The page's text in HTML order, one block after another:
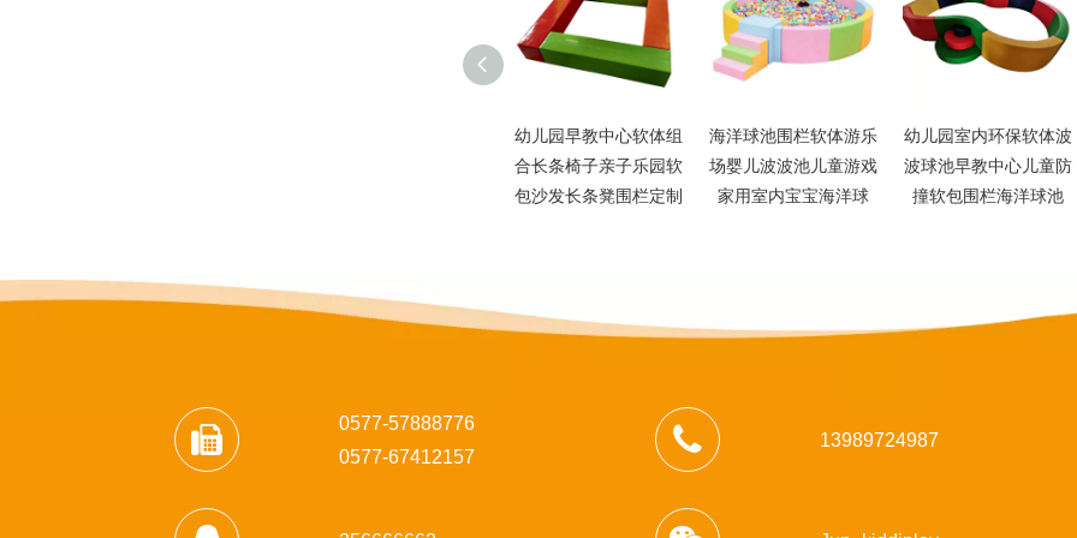
幼儿园早教中心软体组
合长条椅子亲子乐园软
包沙发长条凳围栏定制
海洋球池围栏软体游乐
场婴儿波波池儿童游戏
家用室内宝宝海洋球
幼儿园室内环保软体波
波球池早教中心儿童防
撞软包围栏海洋球池
0577-57888776
0577-67412157
13989724987